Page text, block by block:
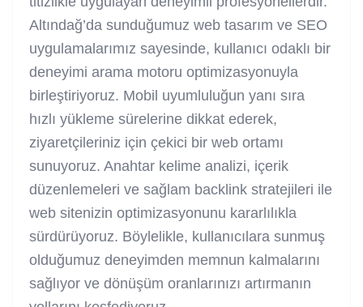
Altındağ’da sunduğumuz web tasarım ve SEO
uygulamalarımız sayesinde, kullanıcı odaklı bir
deneyimi arama motoru optimizasyonuyla
birleştiriyoruz. Mobil uyumluluğun yanı sıra
hızlı yükleme sürelerine dikkat ederek,
ziyaretçileriniz için çekici bir web ortamı
sunuyoruz. Anahtar kelime analizi, içerik
düzenlemeleri ve sağlam backlink stratejileri ile
web sitenizin optimizasyonunu kararlılıkla
sürdürüyoruz. Böylelikle, kullanıcılara sunmuş
olduğumuz deneyimden memnun kalmalarını
sağlıyor ve dönüşüm oranlarınızı artırmanın